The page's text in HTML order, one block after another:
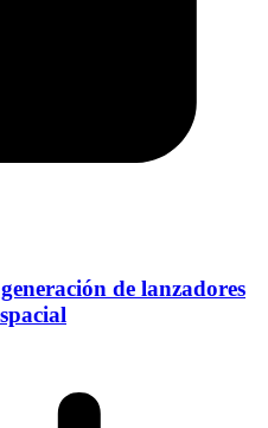
de lanzadores